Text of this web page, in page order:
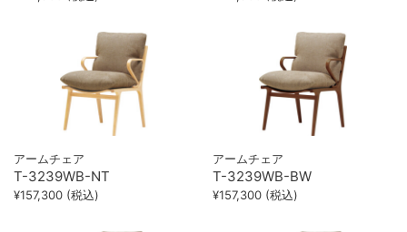
アームチェア
T-3239WB-NT
¥157,300 (税込)
アームチェア
T-3239WB-BW
¥157,300 (税込)